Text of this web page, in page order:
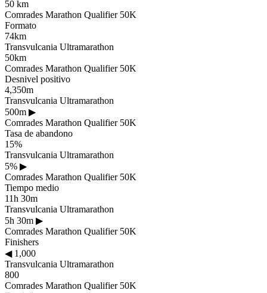
50 km
Comrades Marathon Qualifier 50K
Formato
74km
Transvulcania Ultramarathon
50km
Comrades Marathon Qualifier 50K
Desnivel positivo
4,350m
Transvulcania Ultramarathon
500m ▶
Comrades Marathon Qualifier 50K
Tasa de abandono
15%
Transvulcania Ultramarathon
5% ▶
Comrades Marathon Qualifier 50K
Tiempo medio
11h 30m
Transvulcania Ultramarathon
5h 30m ▶
Comrades Marathon Qualifier 50K
Finishers
◀1,000
Transvulcania Ultramarathon
800
Comrades Marathon Qualifier 50K